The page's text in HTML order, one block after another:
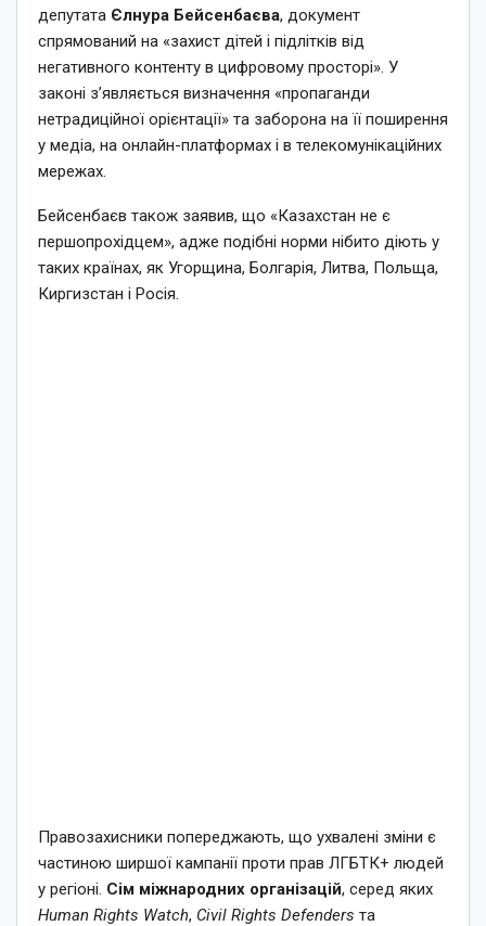
депутата Єлнура Бейсенбаєва, документ
спрямований на «захист дітей і підлітків від
негативного контенту в цифровому просторі». У
законі з’являється визначення «пропаганди
нетрадиційної орієнтації» та заборона на її поширення
у медіа, на онлайн-платформах і в телекомунікаційних
мережах.
Бейсенбаєв також заявив, що «Казахстан не є
першопрохідцем», адже подібні норми нібито діють у
таких країнах, як Угорщина, Болгарія, Литва, Польща,
Киргизстан і Росія.
Правозахисники попереджають, що ухвалені зміни є
частиною ширшої кампанії проти прав ЛГБТК+ людей
у регіоні. Сім міжнародних організацій, серед яких
Human Rights Watch, Civil Rights Defenders та